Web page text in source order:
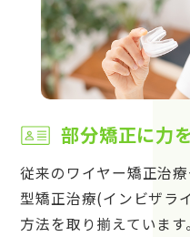
部分矯正に力
従来のワイヤー矯正治
型矯正治療(インビザラ
方法を取り揃えています。